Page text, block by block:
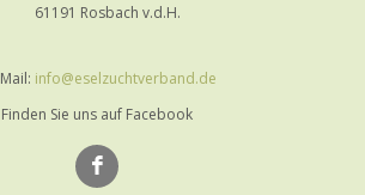
61191 Rosbach v.d.H.
Mail: info@eselzuchtverband.de
Finden Sie uns auf Facebook